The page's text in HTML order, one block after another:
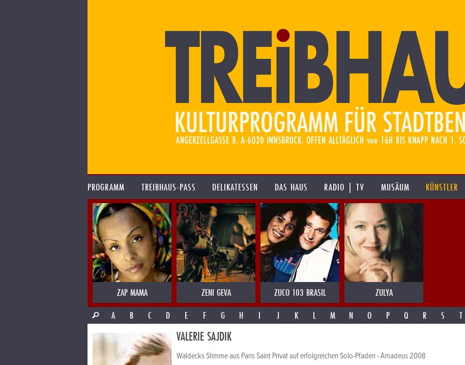
PROGRAMM TREIBHAUS-PASS DELIKATESSEN DAS HAUS RADIO | TV MUSÄUM KÜNSTLER
ZAP MAMA ZENI GEVA ZUCO 103 BRASIL
ZULYA
A
B C D E F G H I J K L M N O P Q R S T
VALERIE SAJDIK
Waldecks Stimme aus Paris Saint Privat auf erfolgreichen Solo-Pfaden - Amadeus 2008